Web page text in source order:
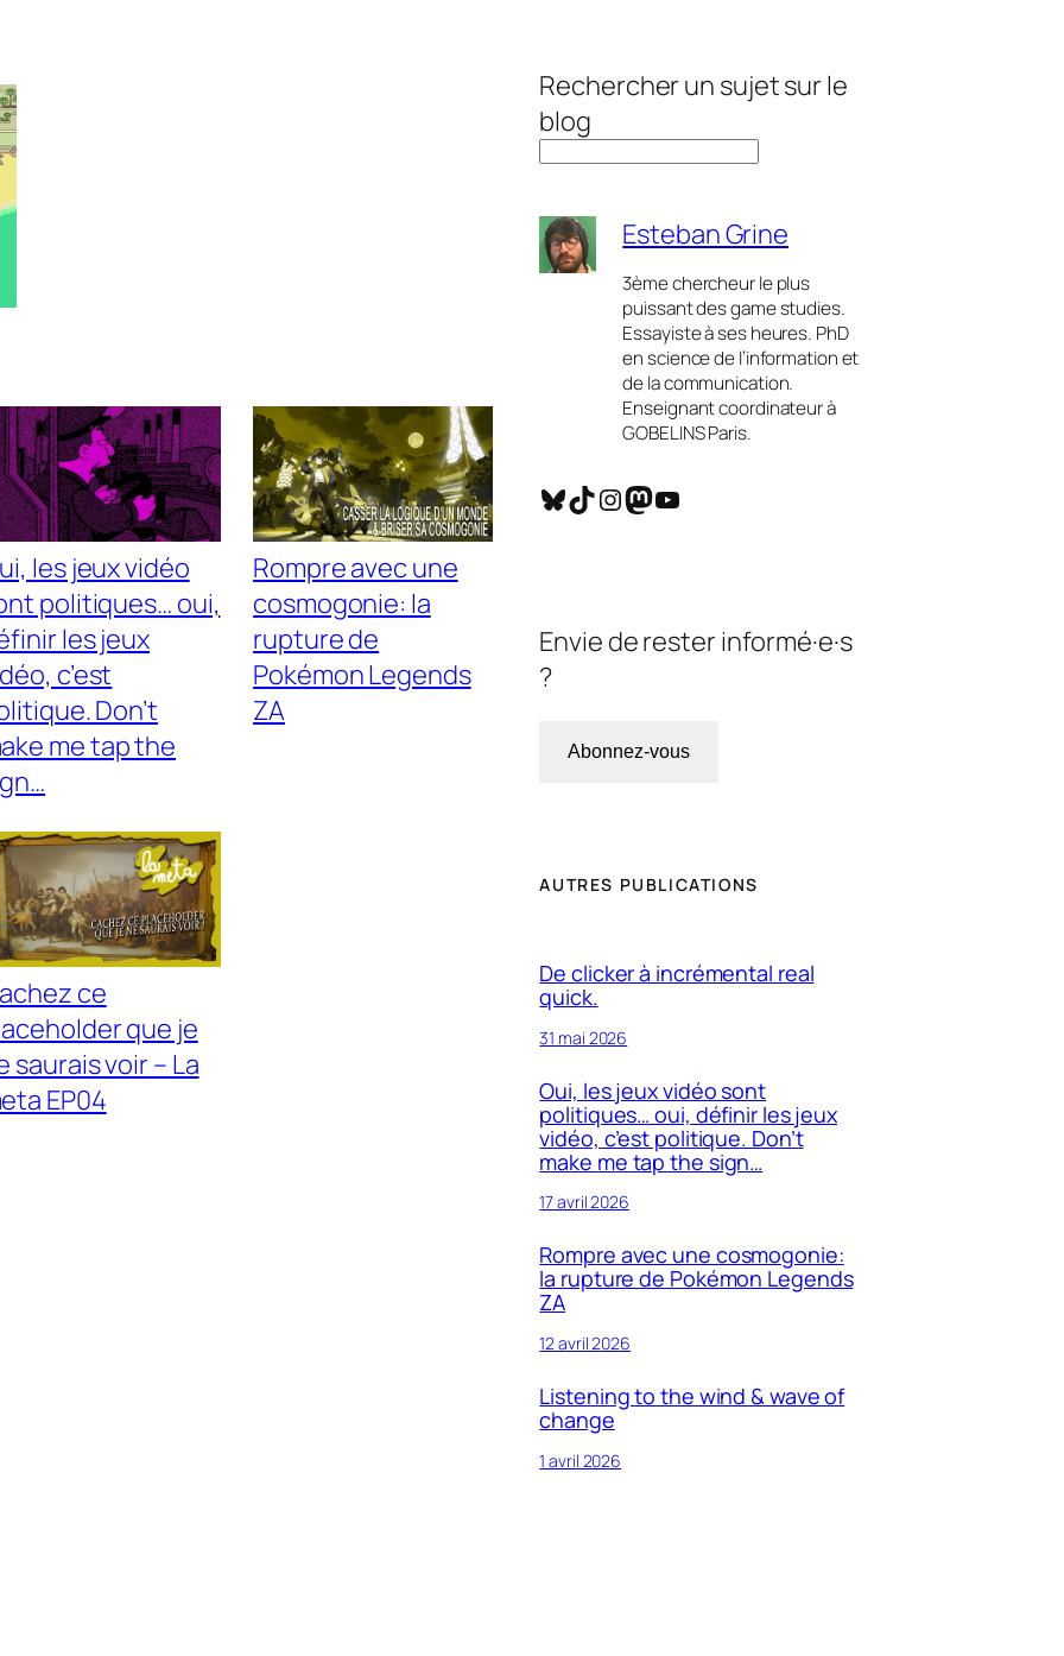
les jeux vidéo
politiques… oui,
les jeux
c’est
Don’t
me tap the
Rompre avec une
cosmogonie: la
rupture de
Pokémon Legends
ZA
ce
que je
saurais voir – La
EP04
Rechercher un sujet sur le
blog
Esteban Grine
3ème chercheur le plus
puissant des game studies.
Essayiste à ses heures. PhD
en science de l’information et
de la communication.
Enseignant coordinateur à
GOBELINS Paris.
Bluesky TikTok InstagramMastodon YouTube
Envie de rester informé·e·s
?
Abonnez-vous
AUTRES PUBLICATIONS
De clicker à incrémental real
quick.
31 mai 2026
Oui, les jeux vidéo sont
politiques… oui, définir les jeux
vidéo, c’est politique. Don’t
make me tap the sign…
17 avril 2026
Rompre avec une cosmogonie:
la rupture de Pokémon Legends
ZA
12 avril 2026
Listening to the wind & wave of
change
1 avril 2026